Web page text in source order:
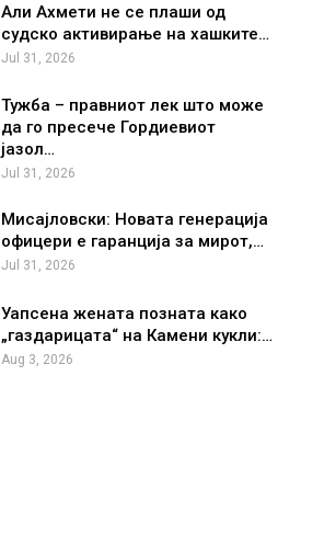
Али Ахмети не се плаши од
судско активирање на хашките…
Jul 31, 2026
Тужба – правниот лек што може
да го пресече Гордиевиот
јазол…
Jul 31, 2026
Мисајловски: Новата генерација
офицери е гаранција за мирот,…
Jul 31, 2026
Уапсена жената позната како
„газдарицата“ на Камени кукли:…
Aug 3, 2026